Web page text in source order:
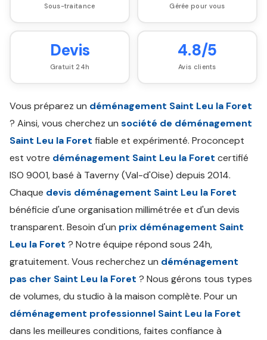
Sous-traitance Gérée pour vous
Devis
Gratuit 24h
4.8/5
Avis clients
Vous préparez un déménagement Saint Leu la Foret
? Ainsi, vous cherchez un société de déménagement
Saint Leu la Foret fiable et expérimenté. Proconcept
est votre déménagement Saint Leu la Foret certifié
ISO 9001, basé à Taverny (Val-d'Oise) depuis 2014.
Chaque devis déménagement Saint Leu la Foret
bénéficie d'une organisation millimétrée et d'un devis
transparent. Besoin d'un prix déménagement Saint
Leu la Foret ? Notre équipe répond sous 24h,
gratuitement. Vous recherchez un déménagement
pas cher Saint Leu la Foret ? Nous gérons tous types
de volumes, du studio à la maison complète. Pour un
déménagement professionnel Saint Leu la Foret
dans les meilleures conditions, faites confiance à